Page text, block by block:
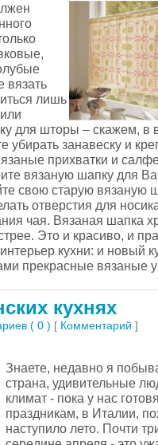
вязать
лишь
для шторы – скажем, в
убирать занавеску и
прихватки и
вязаную шапку для
свою старую вязаную
отверстия для
чая. Вязаная шапка
Это и красиво, и
кухни: и новый
прекрасные вязаные
кухнях
( 0 ) [ Комментарий ]
Знаете, недавно я
страна, удивительные
климат - пока у нас
праздникам, в Италии,
наступило лето. Почти